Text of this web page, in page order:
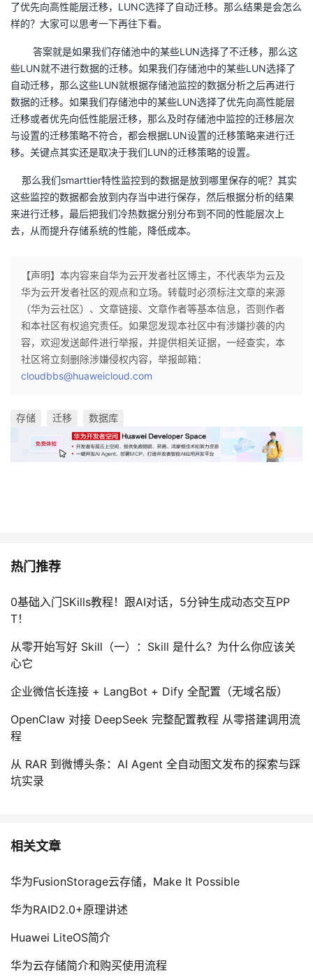
程
认
证
的
实
验
我
的
收
藏
支
持
声
建
议
了优先向高性能层迁移，LUNC选择了自动迁移。那么结果是会怎么
样的？大家可以思考一下再往下看。
答案就是如果我们存储池中的某些LUN选择了不迁移，那么这
些LUN就不进行数据的迁移。如果我们存储池中的某些LUN选择了
自动迁移，那么这些LUN就根据存储池监控的数据分析之后再进行
数据的迁移。如果我们存储池中的某些LUN选择了优先向高性能层
迁移或者优先向低性能层迁移，那么及时存储池中监控的迁移层次
与设置的迁移策略不符合，都会根据LUN设置的迁移策略来进行迁
移。关键点其实还是取决于我们LUN的迁移策略的设置。
那么我们smarttier特性监控到的数据是放到哪里保存的呢？其实
这些监控的数据都会放到内存当中进行保存，然后根据分析的结果
来进行迁移，最后把我们冷热数据分别分布到不同的性能层次上
去，从而提升存储系统的性能，降低成本。
【声明】本内容来自华为云开发者社区博主，不代表华为云及
华为云开发者社区的观点和立场。转载时必须标注文章的来源
（华为云社区）、文章链接、文章作者等基本信息，否则作者
和本社区有权追究责任。如果您发现本社区中有涉嫌抄袭的内
容，欢迎发送邮件进行举报，并提供相关证据，一经查实，本
社区将立刻删除涉嫌侵权内容，举报邮箱：
cloudbbs@huaweicloud.com
存储 迁移 数据库
热门推荐
0基础入门SKills教程！跟AI对话，5分钟生成动态交互PP
T！
从零开始写好 Skill（一）：Skill 是什么？为什么你应该关
心它
企业微信长连接 + LangBot + Dify 全配置（无域名版）
OpenClaw 对接 DeepSeek 完整配置教程 从零搭建调用流
程
从 RAR 到微博头条：AI Agent 全自动图文发布的探索与踩
坑实录
相关文章
华为FusionStorage云存储，Make It Possible
华为RAID2.0+原理讲述
Huawei LiteOS简介
华为云存储简介和购买使用流程